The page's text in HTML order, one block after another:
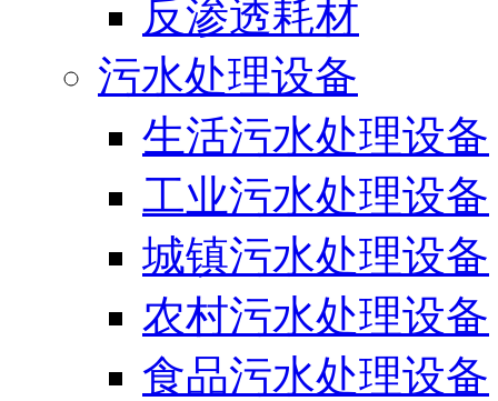
反渗透耗材
污水处理设备
生活污水处理设备
工业污水处理设备
城镇污水处理设备
农村污水处理设备
食品污水处理设备